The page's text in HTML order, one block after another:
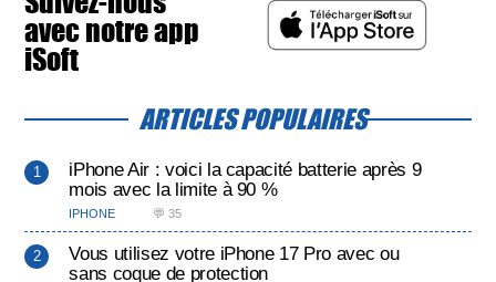
avec notre app
iSoft
ARTICLES POPULAIRES
iPhone Air : voici la capacité batterie après 9
mois avec la limite à 90 %
IPHONE 💬 35
Vous utilisez votre iPhone 17 Pro avec ou
sans coque de protection